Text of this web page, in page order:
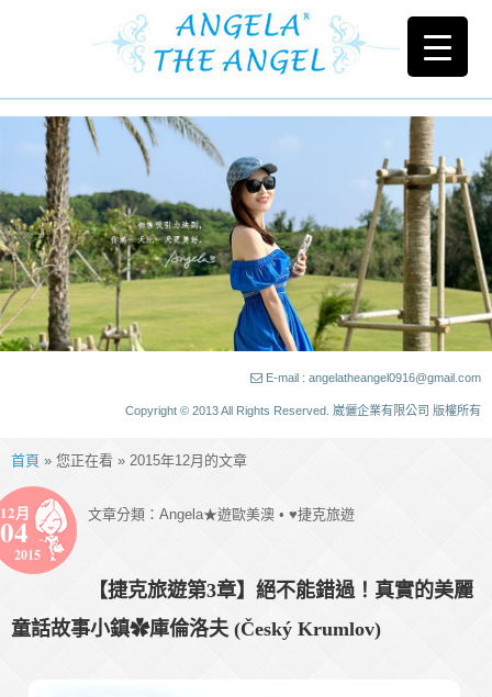
E-mail : angelatheangel0916@gmail.com
Copyright © 2013 All Rights Reserved. 崴儷企業有限公司 版權所有
首頁 » 您正在看 » 2015年12月的文章
12月
04
2015
文章分類： Angela★遊歐美澳 • ♥捷克旅遊
【捷克旅遊第3章】絕不能錯過！真實的美麗
童話故事小鎮✿庫倫洛夫 (Český Krumlov)